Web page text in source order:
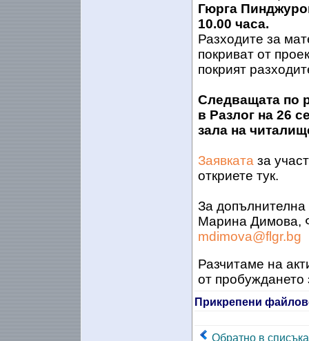
Гюрга
10.00 часа.
Разходите за
покриват от
покрият
Следващата по
в Разлог на 26
зала на
Заявката за
откриете тук.
За
Марина Димова,
mdimova@flgr.bg
Разчитаме на
от пробуждането
Прикрепени
Обратно в списъка